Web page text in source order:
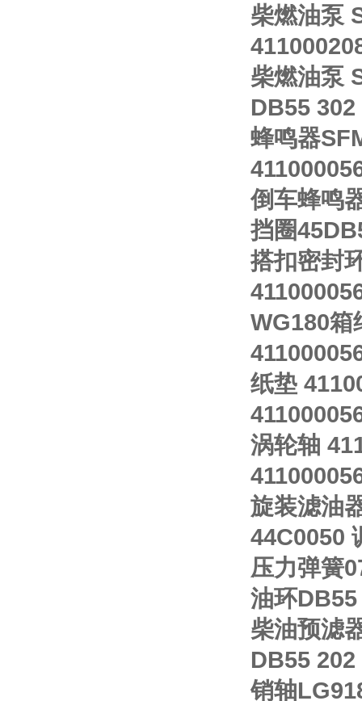
柴燃油泵
柴燃油泵
DB55
蜂鸣器
倒车蜂鸣
挡圈
搭扣密封
WG180箱
纸垫
涡轮轴
旋装滤油
44C0050
压力弹簧
油环
柴油预滤
DB55
销轴